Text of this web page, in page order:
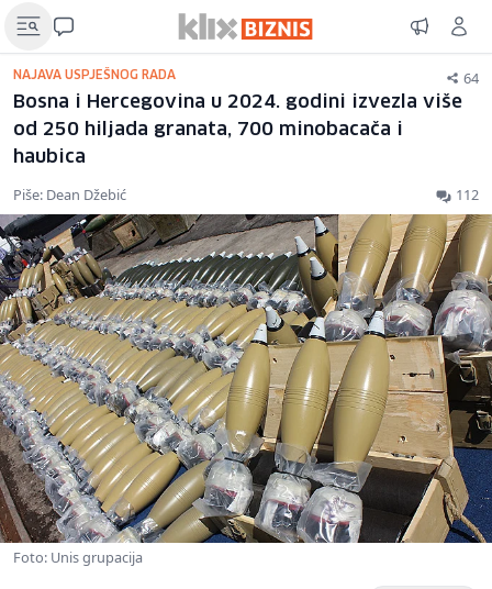
NAJAVA USPJEŠNOG RADA 64
Bosna i Hercegovina u 2024. godini izvezla više
od 250 hiljada granata, 700 minobacača i
haubica
Piše: Dean Džebić 112
Foto: Unis grupacija